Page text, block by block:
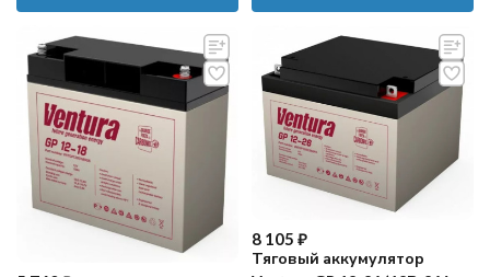
8 105 ₽
Тяговый аккумулятор